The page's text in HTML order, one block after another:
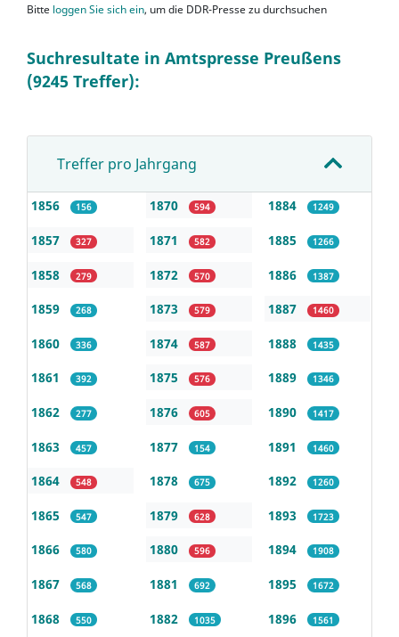
Bitte loggen Sie sich ein, um die DDR-Presse zu durchsuchen
Suchresultate in Amtspresse Preußens
(9245 Treffer):
Treffer pro Jahrgang
1856 156
1857 327
1858 279
1859 268
1860 336
1861 392
1862 277
1863 457
1864 548
1865 547
1866 580
1867 568
1868 550
1870 594
1871 582
1872 570
1873 579
1874 587
1875 576
1876 605
1877 154
1878 675
1879 628
1880 596
1881 692
1882 1035
1884 1249
1885 1266
1886 1387
1887 1460
1888 1435
1889 1346
1890 1417
1891 1460
1892 1260
1893 1723
1894 1908
1895 1672
1896 1561